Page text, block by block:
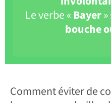
Le verbe «Bayer»
bouche
Comment éviter de